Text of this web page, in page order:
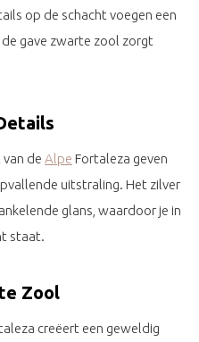
op de schacht voegen een
gave zwarte zool zorgt
de Alpe Fortaleza geven
uitstraling. Het zilver
glans, waardoor je in
staat.
Zool
creëert een geweldig